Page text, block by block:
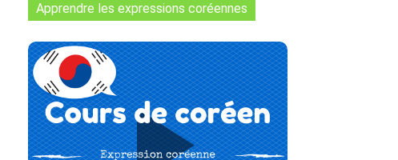
Apprendre les expressions coréennes